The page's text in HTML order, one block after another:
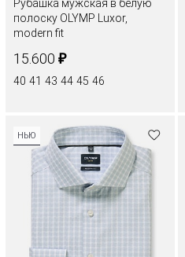
Рубашка мужская в белую
полоску OLYMP Luxor,
modern fit
15.600 ₽
40 41 43 44 45 46
НЬЮ